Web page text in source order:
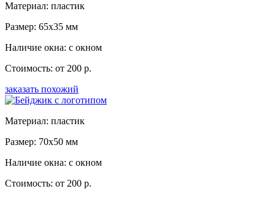
Материал: пластик
Размер: 65x35 мм
Наличие окна: с окном
Стоимость: от 200 р.
заказать похожий
Материал: пластик
Размер: 70x50 мм
Наличие окна: с окном
Стоимость: от 200 р.